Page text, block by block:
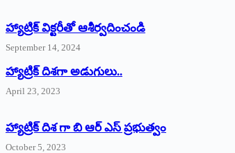
హ్యాట్రిక్‌ ‌విక్టరీతో ఆశీర్వదించండి
September 14, 2024
‌హ్యాట్రిక్‌ ‌దిశగా అడుగులు..
April 23, 2023
హ్యాట్రిక్ దిశ గా బి ఆర్ ఎస్ ప్రభుత్వం
October 5, 2023